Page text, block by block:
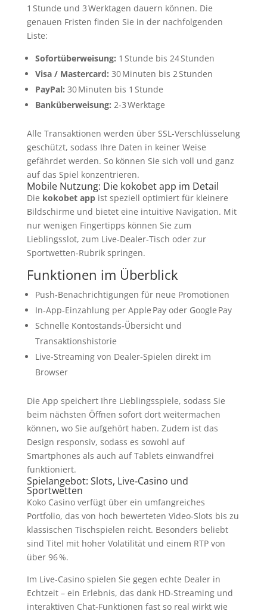
1 Stunde und 3 Werktagen dauern können. Die
genauen Fristen finden Sie in der nachfolgenden
Liste:
Sofortüberweisung: 1 Stunde bis 24 Stunden
Visa / Mastercard: 30 Minuten bis 2 Stunden
PayPal: 30 Minuten bis 1 Stunde
Banküberweisung: 2‑3 Werktage
Alle Transaktionen werden über SSL‑Verschlüsselung
geschützt, sodass Ihre Daten in keiner Weise
gefährdet werden. So können Sie sich voll und ganz
auf das Spiel konzentrieren.
Mobile Nutzung: Die kokobet app im Detail
Die kokobet appist speziell optimiert für kleinere
Bildschirme und bietet eine intuitive Navigation. Mit
nur wenigen Fingertipps können Sie zum
Lieblingsslot, zum Live‑Dealer‑Tisch oder zur
Sportwetten‑Rubrik springen.
Funktionen im Überblick
Push‑Benachrichtigungen für neue Promotionen
In‑App‑Einzahlung per Apple Pay oder Google Pay
Schnelle Kontostands‑Übersicht und
Transaktionshistorie
Live‑Streaming von Dealer‑Spielen direkt im
Browser
Die App speichert Ihre Lieblingsspiele, sodass Sie
beim nächsten Öffnen sofort dort weitermachen
können, wo Sie aufgehört haben. Zudem ist das
Design responsiv, sodass es sowohl auf
Smartphones als auch auf Tablets einwandfrei
funktioniert.
Spielangebot: Slots, Live‑Casino und
Sportwetten
Koko Casino verfügt über ein umfangreiches
Portfolio, das von hoch bewerteten Video‑Slots bis zu
klassischen Tischspielen reicht. Besonders beliebt
sind Titel mit hoher Volatilität und einem RTP von
über 96 %.
Im Live‑Casino spielen Sie gegen echte Dealer in
Echtzeit – ein Erlebnis, das dank HD‑Streaming und
interaktiven Chat-Funktionen fast so real wirkt wie